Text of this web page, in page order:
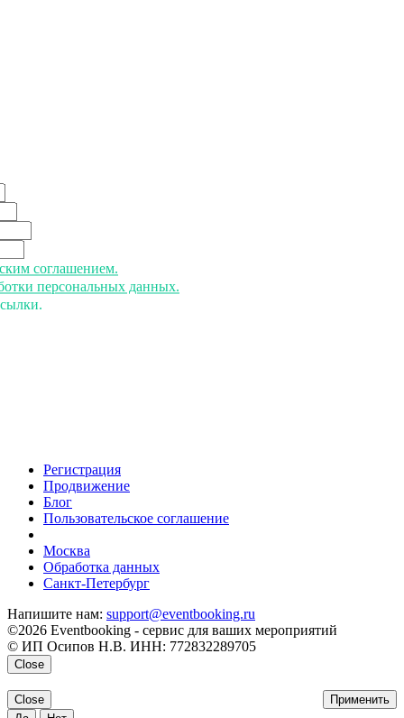
соглашением.
персональных данных.
Регистрация
Продвижение
Блог
Пользовательское соглашение
Москва
Обработка данных
Санкт-Петербург
Напишите нам: support@eventbooking.ru
©2026 Eventbooking - сервис для ваших мероприятий
© ИП Осипов Н.В. ИНН: 772832289705
Close
Применить
Close